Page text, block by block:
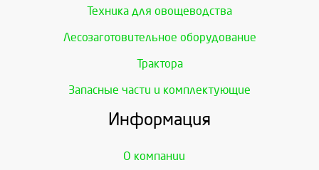
Техника для овощеводства
Лесозаготовительное оборудование
Трактора
Запасные части и комплектующие
Информация
О компании